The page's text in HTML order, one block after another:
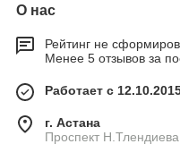
О нас
Рейтинг не
Менее 5 отзывов за
Работает с
г. Астана
Проспект